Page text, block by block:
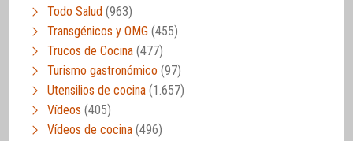
Todo Salud (963)
Transgénicos y OMG (455)
Trucos de Cocina (477)
Turismo gastronómico (97)
Utensilios de cocina (1.657)
Vídeos (405)
Vídeos de cocina (496)